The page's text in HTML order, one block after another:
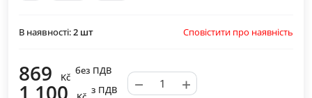
В наявності:2 шт Сповістити про наявність
869 Kč
без ПДВ
1 100 з ПДВ − +